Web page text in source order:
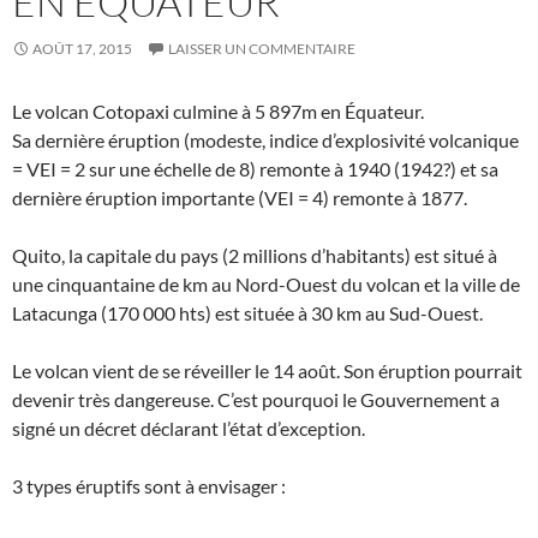
AOÛT 17, 2015 LAISSER UN COMMENTAIRE
Le volcan Cotopaxi culmine à 5 897m en Équateur.
Sa dernière éruption (modeste, indice d’explosivité volcanique
= VEI = 2 sur une échelle de 8) remonte à 1940 (1942?) et sa
dernière éruption importante (VEI = 4) remonte à 1877.
Quito, la capitale du pays (2 millions d’habitants) est situé à
une cinquantaine de km au Nord-Ouest du volcan et la ville de
Latacunga (170 000 hts) est située à 30 km au Sud-Ouest.
Le volcan vient de se réveiller le 14 août. Son éruption pourrait
devenir très dangereuse. C’est pourquoi le Gouvernement a
signé un décret déclarant l’état d’exception.
3 types éruptifs sont à envisager :